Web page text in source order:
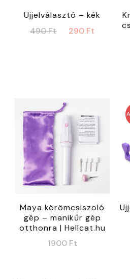
Ujjelválasztó – kék
490Ft
Original
290 Ft
Current
Maya körömcsiszoló
gép – manikűr gép
otthonra | Hellcat.hu
1900 Ft